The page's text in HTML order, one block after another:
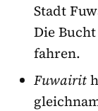
Stadt
Die
fahren.
Fuwairit